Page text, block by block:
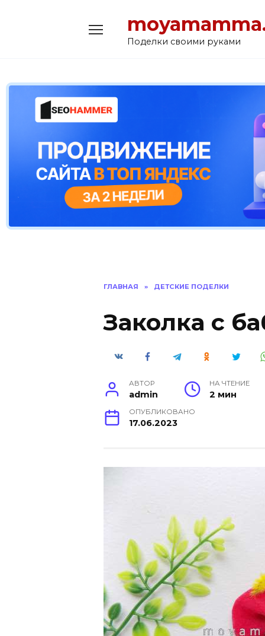
Поделки своими руками
ГЛАВНАЯ » ДЕТСКИЕ ПОДЕЛКИ
Заколка с
АВТОР
admin
НА ЧТЕНИЕ
2 мин
ОПУБЛИКОВАНО
17.06.2023